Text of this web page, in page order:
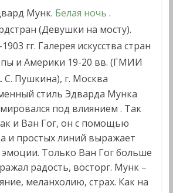
Мунк. Белая ночь .
(Девушки на мосту).
гг. Галерея искусства стран
и Америки 19-20 вв. (ГМИИ
С. Пушкина), г. Москва
стиль Эдварда Мунка
под влиянием . Так
и Ван Гог, он с помощью
и простых линий выражает
эмоции. Только Ван Гог больше
радость, восторг. Мунк –
меланхолию, страх. Как на